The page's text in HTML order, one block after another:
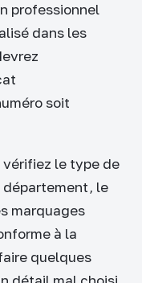
professionnel
dans les
soit
vérifiez le type de
le
marquages
à la
quelques